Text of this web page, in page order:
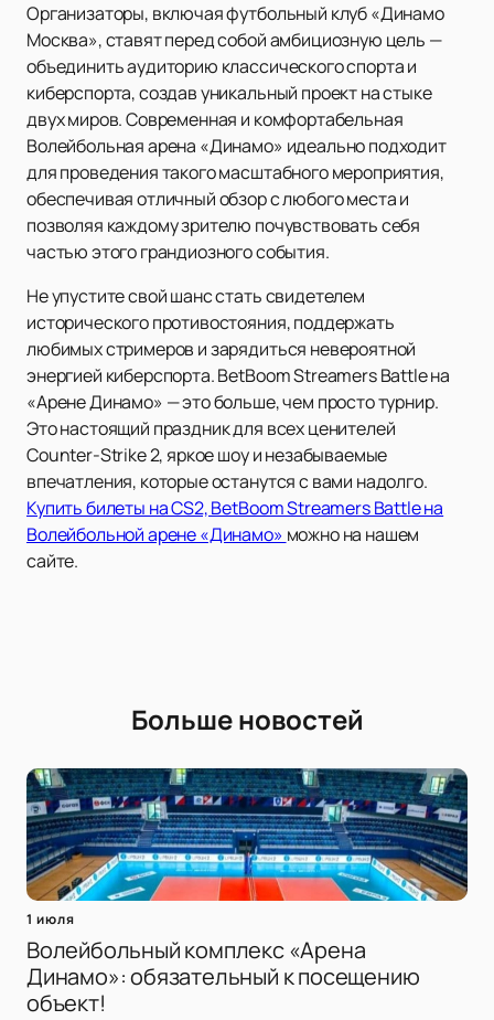
Организаторы, включая футбольный клуб «Динамо
Москва», ставят перед собой амбициозную цель —
объединить аудиторию классического спорта и
киберспорта, создав уникальный проект на стыке
двух миров. Современная и комфортабельная
Волейбольная арена «Динамо» идеально подходит
для проведения такого масштабного мероприятия,
обеспечивая отличный обзор с любого места и
позволяя каждому зрителю почувствовать себя
частью этого грандиозного события.
Не упустите свой шанс стать свидетелем
исторического противостояния, поддержать
любимых стримеров и зарядиться невероятной
энергией киберспорта. BetBoom Streamers Battle на
«Арене Динамо» — это больше, чем просто турнир.
Это настоящий праздник для всех ценителей
Counter-Strike 2, яркое шоу и незабываемые
впечатления, которые останутся с вами надолго.
Купить билеты на CS2, BetBoom Streamers Battle на
Волейбольной арене «Динамо» можно на нашем
сайте.
Больше новостей
1 июля
Волейбольный комплекс «Арена
Динамо»: обязательный к посещению
объект!